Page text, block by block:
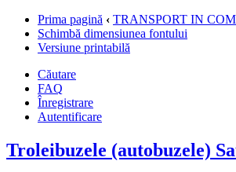
Prima pagină ‹ TRANSPORT IN
Schimbă dimensiunea fontului
Versiune printabilă
Căutare
FAQ
Înregistrare
Autentificare
Troleibuzele (autobuzele)